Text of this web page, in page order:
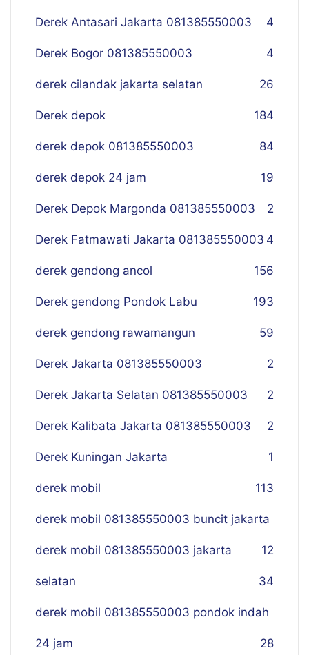
Derek Antasari Jakarta 081385550003 4
Derek Bogor 081385550003 4
derek cilandak jakarta selatan 26
Derek depok 184
derek depok 081385550003 84
derek depok 24 jam 19
Derek Depok Margonda 081385550003 2
Derek Fatmawati Jakarta 081385550003 4
derek gendong ancol 156
Derek gendong Pondok Labu 193
derek gendong rawamangun 59
Derek Jakarta 081385550003 2
Derek Jakarta Selatan 081385550003 2
Derek Kalibata Jakarta 081385550003 2
Derek Kuningan Jakarta 1
derek mobil 113
derek mobil 081385550003 buncit jakarta
12
derek mobil 081385550003 jakarta
selatan 34
derek mobil 081385550003 pondok indah
24 jam 28